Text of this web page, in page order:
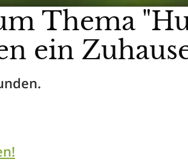
Thema
ein